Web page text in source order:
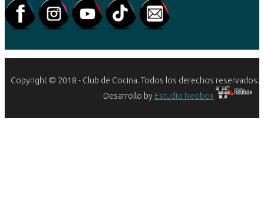
Copyright © 2018 - Club de Cocina. Todos los derechos reservados.
Desarrollo by Estudio Neobox